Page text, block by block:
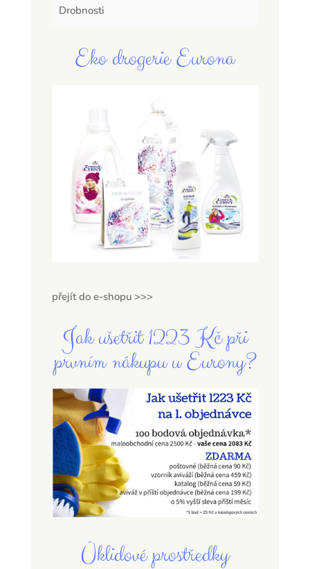
Drobnosti
Eko drogerie Eurona
přejít do e-shopu >>>
Jak ušetřit 1223 Kč při
prvním nákupu u Eurony?
Úklidové prostředky